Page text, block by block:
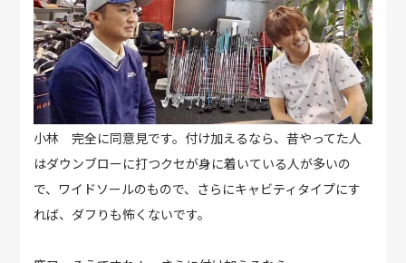
小林 完全に同意見です。付け加えるなら、昔やってた人
はダウンブローに打つクセが身に着いている人が多いの
で、ワイドソールのもので、さらにキャビティタイプにす
れば、ダフりも怖くないです。